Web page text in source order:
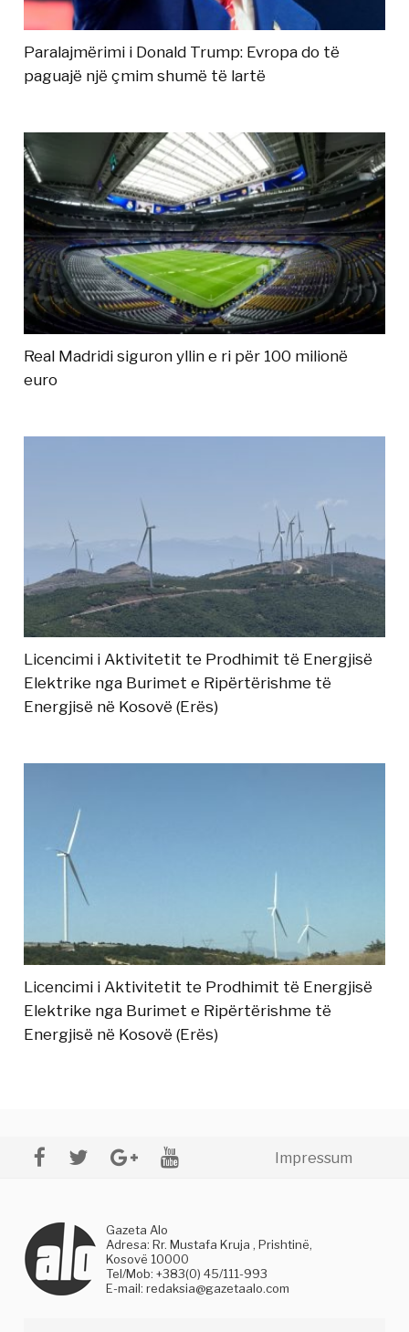
Paralajmërimi i Donald Trump: Evropa do të
paguajë një çmim shumë të lartë
Real Madridi siguron yllin e ri për 100 milionë
euro
Licencimi i Aktivitetit te Prodhimit të Energjisë
Elektrike nga Burimet e Ripërtërishme të
Energjisë në Kosovë (Erës)
Licencimi i Aktivitetit te Prodhimit të Energjisë
Elektrike nga Burimet e Ripërtërishme të
Energjisë në Kosovë (Erës)
Impressum
Gazeta Alo
Adresa: Rr. Mustafa Kruja , Prishtinë,
Kosovë 10000
Tel/Mob: +383(0) 45/111-993
E-mail:redaksia@gazetaalo.com